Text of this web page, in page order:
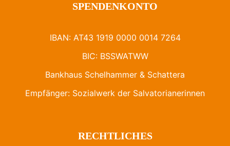
SPENDENKONTO
IBAN: AT43 1919 0000 0014 7264
BIC: BSSWATWW
Bankhaus Schelhammer & Schattera
Empfänger: Sozialwerk der Salvatorianerinnen
RECHTLICHES